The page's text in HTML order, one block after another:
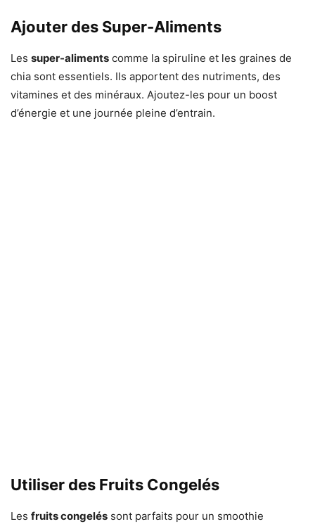
Ajouter des Super-Aliments
Les super-aliments comme la spiruline et les graines de
chia sont essentiels. Ils apportent des nutriments, des
vitamines et des minéraux. Ajoutez-les pour un boost
d’énergie et une journée pleine d’entrain.
Utiliser des Fruits Congelés
Les fruits congelés sont parfaits pour un smoothie